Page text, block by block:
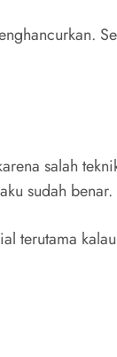
salah
sudah benar.
terutama